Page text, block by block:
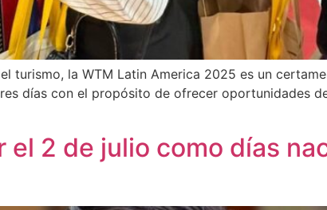
turismo, la WTM Latin America 2025 es un
días con el propósito de ofrecer oportunidades
2 de julio como días